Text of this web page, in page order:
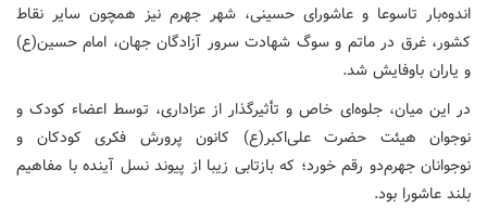
اندوه‌بار تاسوعا و عاشورای حسینی، شهر جهرم نیز همچون سایر نقاط
کشور، غرق در ماتم و سوگ شهادت سرور آزادگان جهان، امام حسین(ع)
و یاران باوفایش شد.
در این میان، جلوه‌ای خاص و تأثیرگذار از عزاداری، توسط اعضاء کودک و
نوجوان هیئت حضرت علی‌اکبر(ع) کانون پرورش فکری کودکان و
نوجوانان جهرم‌دو رقم خورد؛ که بازتابی زیبا از پیوند نسل آینده با مفاهیم
بلند عاشورا بود.